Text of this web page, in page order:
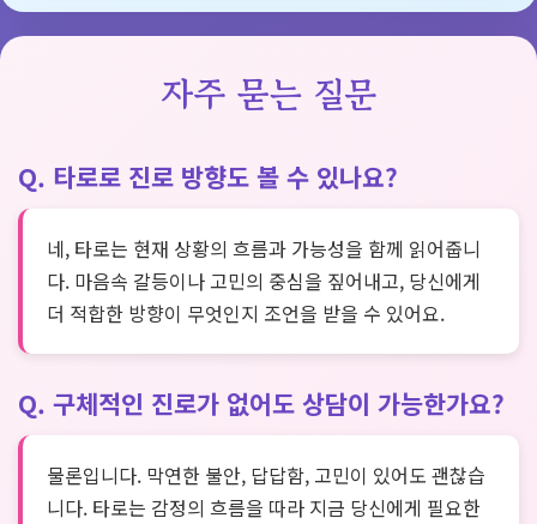
자주 묻는 질문
Q. 타로로 진로 방향도 볼 수 있나요?
네, 타로는 현재 상황의 흐름과 가능성을 함께 읽어줍니
다. 마음속 갈등이나 고민의 중심을 짚어내고, 당신에게
더 적합한 방향이 무엇인지 조언을 받을 수 있어요.
Q. 구체적인 진로가 없어도 상담이 가능한가요?
물론입니다. 막연한 불안, 답답함, 고민이 있어도 괜찮습
니다. 타로는 감정의 흐름을 따라 지금 당신에게 필요한